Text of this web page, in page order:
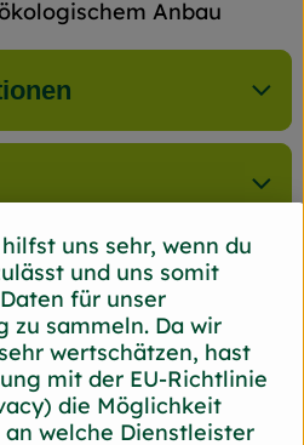
Anbau
Bord
uns sehr, wenn du
und uns somit
für unser
zu sammeln. Da wir
wertschätzen, hast
mit der EU-Richtlinie
die Möglichkeit
welche Dienstleister